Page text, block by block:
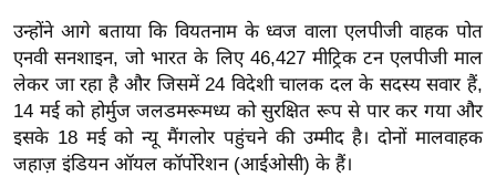
य
त
यं
ग
इं
उन्होंने आगे बताया कि वियतनाम के ध्वज वाला एलपीजी वाहक पोत
एनवी सनशाइन, जो भारत के लिए 46,427 मीट्रिक टन एलपीजी माल
लेकर जा रहा है और जिसमें 24 विदेशी चालक दल के सदस्य सवार हैं,
14 मई को होर्मुज जलडमरूमध्य को सुरक्षित रूप से पार कर गया और
इसके 18 मई को न्यू मैंगलोर पहुंचने की उम्मीद है। दोनों मालवाहक
जहाज़ इंडियन ऑयल कॉर्पोरेशन (आईओसी) के हैं।